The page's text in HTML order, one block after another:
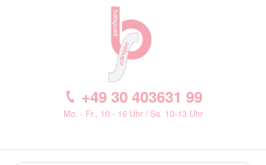
+49 30 403631 99
Mo. - Fr., 10 - 16 Uhr / Sa. 10-13 Uhr